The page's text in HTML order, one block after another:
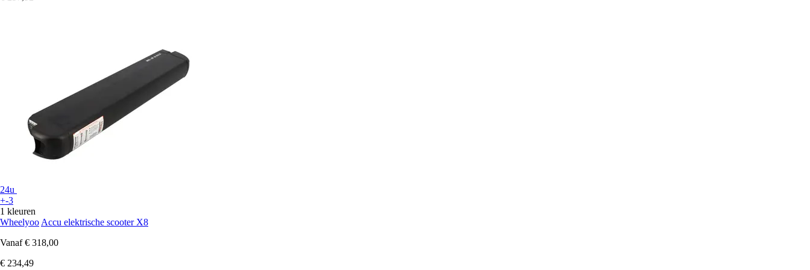
24u
+-3
1 kleuren
Wheelyoo Accu elektrische scooter X8
Vanaf € 318,00
€ 234,49